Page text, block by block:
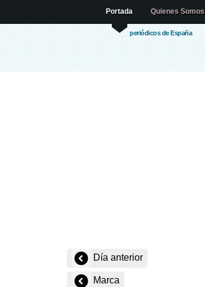
periódicos de España
Portada Quienes Somos
Día anterior
Marca